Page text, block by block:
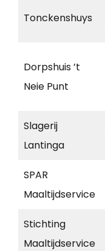
Tonckenshuys
Dorpshuis ’t
Neie Punt
Slagerij
Lantinga
SPAR
Maaltijdservice
Stichting
Maaltijdservice